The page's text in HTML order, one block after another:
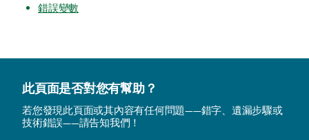
錯誤變數
此頁面是否對您有幫助？
若您發現此頁面或其內容有任何問題——錯字、遺漏步驟或
技術錯誤——請告知我們！